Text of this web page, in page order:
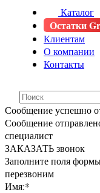
Каталог
Остатки
Клиентам
О компании
Контакты
Сообщение успешно
Сообщение
специалист
ЗАКАЗАТЬ звонок
Заполните поля
перезвоним
Имя:*